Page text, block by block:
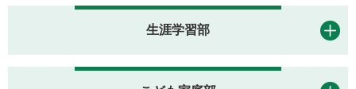
生涯学習部